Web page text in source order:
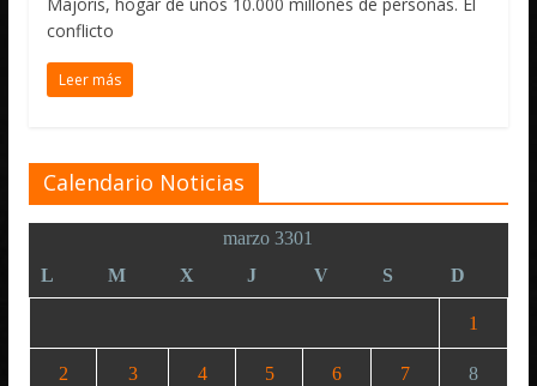
Majoris, hogar de unos 10.000 millones de personas. El
conflicto
Leer más
Calendario Noticias
marzo 3301
L
M X J V S D
1
2 3 4 5 6 7 8